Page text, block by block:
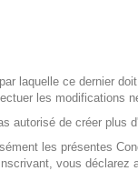
laquelle ce dernier
les modifications
autorisé de créer plus
les présentes
vous